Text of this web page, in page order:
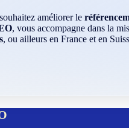
améliorer le
, vous accompagne dans la
, ou ailleurs en France et en